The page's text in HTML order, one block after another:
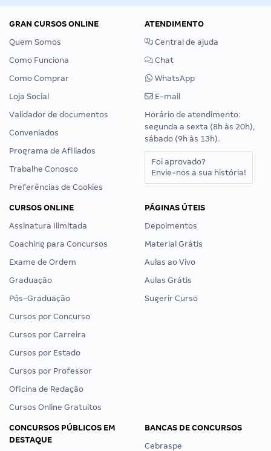
GRAN CURSOS ONLINE
Quem Somos
Como Funciona
Como Comprar
Loja Social
Validador de documentos
Conveniados
Programa de Afiliados
Trabalhe Conosco
Preferências de Cookies
ATENDIMENTO
Central de ajuda
Chat
WhatsApp
E-mail
Horário de atendimento:
segunda a sexta (8h às 20h),
sábado (9h às 13h).
Foi aprovado?
Envie-nos a sua história!
CURSOS ONLINE
Assinatura Ilimitada
Coaching para Concursos
Exame de Ordem
Graduação
Pós-Graduação
Cursos por Concurso
Cursos por Carreira
Cursos por Estado
Cursos por Professor
Oficina de Redação
Cursos Online Gratuitos
PÁGINAS ÚTEIS
Depoimentos
Material Grátis
Aulas ao Vivo
Aulas Grátis
Sugerir Curso
CONCURSOS PÚBLICOS EM
DESTAQUE
BANCAS DE CONCURSOS
Cebraspe